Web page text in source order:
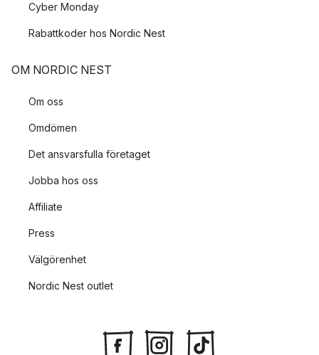
Cyber Monday
Rabattkoder hos Nordic Nest
OM NORDIC NEST
Om oss
Omdömen
Det ansvarsfulla företaget
Jobba hos oss
Affiliate
Press
Välgörenhet
Nordic Nest outlet